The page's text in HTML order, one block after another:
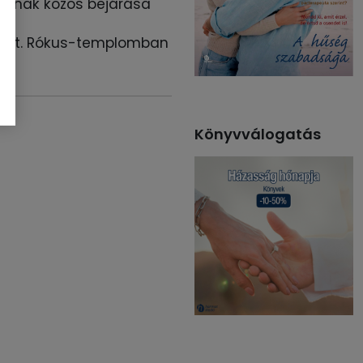
közös bejárása
Szt. Rókus-templomban
Könyvválogatás